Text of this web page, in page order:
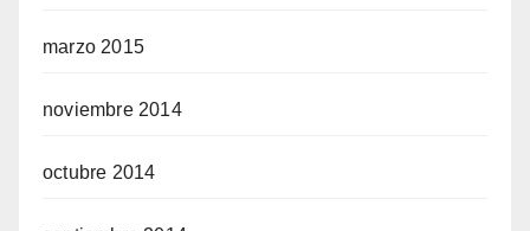
marzo 2015
noviembre 2014
octubre 2014